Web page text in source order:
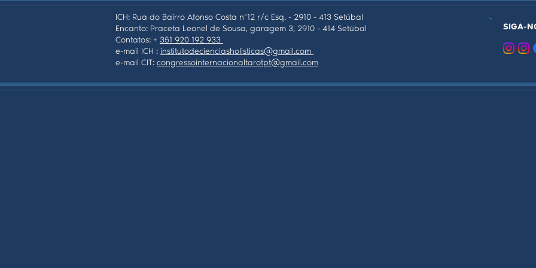
ICH: Rua do Bairro Afonso Costa nº12 r/c Esq. - 2910 - 413 Setúbal
Encanto: Praceta Leonel de Sousa, garagem 3, 2910 - 414 Setúbal
Contatos: + 351 920 192 933
e-mail ICH : institutodecienciasholisticas@gmail.com
e-mail CIT: congressointernacionaltarotpt@gmail.com
SIGA-